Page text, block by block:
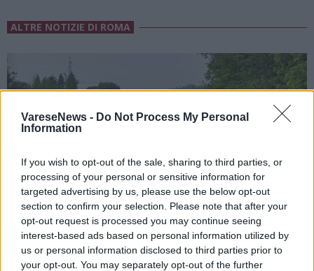
VareseNews - Do Not Process My Personal
Information
If you wish to opt-out of the sale, sharing to third parties, or
processing of your personal or sensitive information for
targeted advertising by us, please use the below opt-out
section to confirm your selection. Please note that after your
opt-out request is processed you may continue seeing
interest-based ads based on personal information utilized by
us or personal information disclosed to third parties prior to
your opt-out. You may separately opt-out of the further
ALTRE NOTIZIE DI ROMA